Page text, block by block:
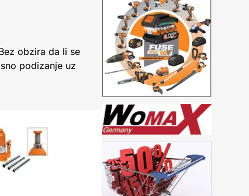
obzira da li se
podizanje uz